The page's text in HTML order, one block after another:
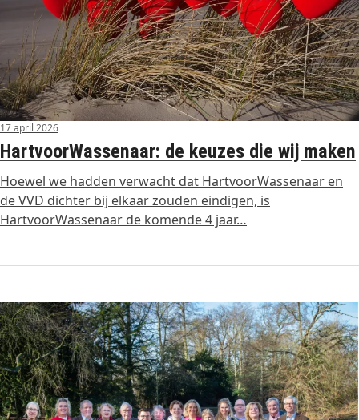
17 april 2026
HartvoorWassenaar: de keuzes die wij maken
Hoewel we hadden verwacht dat HartvoorWassenaar en
de VVD dichter bij elkaar zouden eindigen, is
HartvoorWassenaar de komende 4 jaar…